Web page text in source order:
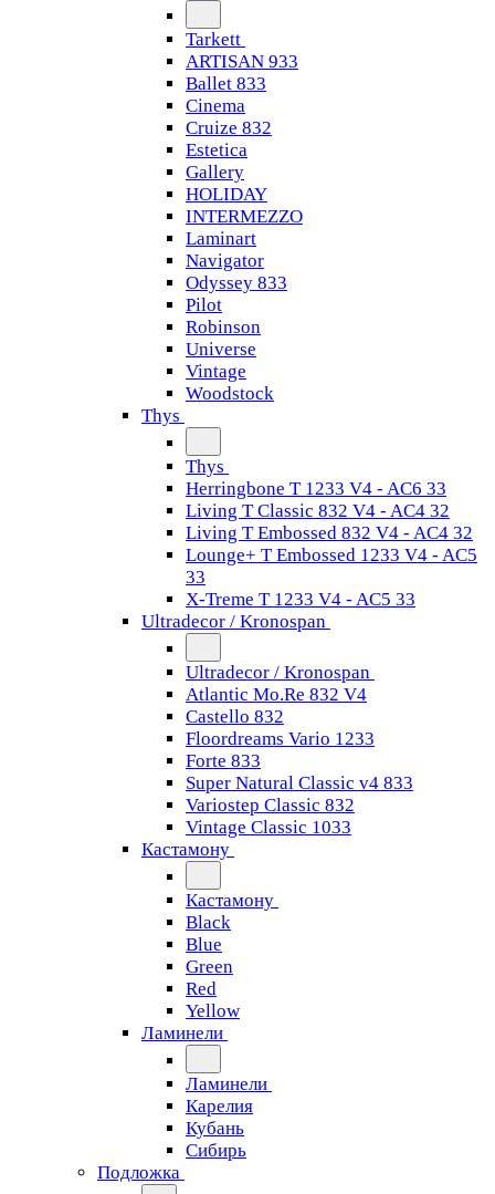
Tarkett
ARTISAN 933
Ballet 833
Cinema
Cruize 832
Estetica
Gallery
HOLIDAY
INTERMEZZO
Laminart
Navigator
Odyssey 833
Pilot
Robinson
Universe
Vintage
Woodstock
Thys
Thys
Herringbone T 1233 V4 - AC6 33
Living T Classic 832 V4 - AC4 32
Living T Embossed 832 V4 - AC4 32
Lounge+ T Embossed 1233 V4 - AC5
33
X-Treme T 1233 V4 - AC5 33
Ultradecor / Kronospan
Ultradecor / Kronospan
Atlantic Mo.Re 832 V4
Castello 832
Floordreams Vario 1233
Forte 833
Super Natural Classic v4 833
Variostep Classic 832
Vintage Classic 1033
Кастамону
Кастамону
Black
Blue
Green
Red
Yellow
Ламинели
Ламинели
Карелия
Кубань
Сибирь
Подложка